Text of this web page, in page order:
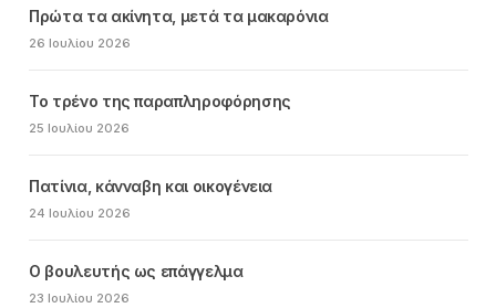
Πρώτα τα ακίνητα, μετά τα μακαρόνια
26 Ιουλίου 2026
Το τρένο της παραπληροφόρησης
25 Ιουλίου 2026
Πατίνια, κάνναβη και οικογένεια
24 Ιουλίου 2026
Ο βουλευτής ως επάγγελμα
23 Ιουλίου 2026